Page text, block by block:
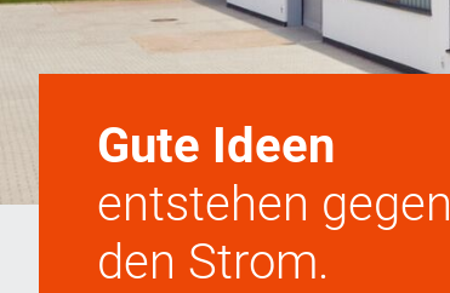
Gute Ideen
entstehen gegen
den Strom.